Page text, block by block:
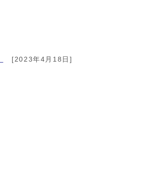
[2023年4月18日]